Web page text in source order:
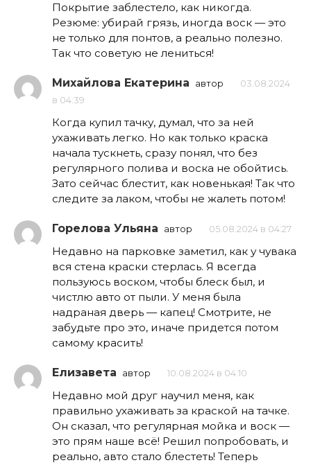
Покрытие заблестело, как никогда.
Резюме: убирай грязь, иногда воск — это
не только для понтов, а реально полезно.
Так что советую не лениться!
Михайлова Екатерина автор
03.08.2024
в 04:39
Когда купил тачку, думал, что за ней
ухаживать легко. Но как только краска
начала тускнеть, сразу понял, что без
регулярного полива и воска не обойтись.
Зато сейчас блестит, как новенькая! Так что
следите за лаком, чтобы не жалеть потом!
Горелова Ульяна автор 05.08.2024 в 04:27
Недавно на парковке заметил, как у чувака
вся стена краски стерлась. Я всегда
пользуюсь воском, чтобы блеск был, и
чистлю авто от пыли. У меня была
надраная дверь — капец! Смотрите, не
забудьте про это, иначе придется потом
самому красить!
Елизавета автор 10.08.2024 в 04:10
Недавно мой друг научил меня, как
правильно ухаживать за краской на тачке.
Он сказал, что регулярная мойка и воск —
это прям наше всё! Решил попробовать, и
реально, авто стало блестеть! Теперь